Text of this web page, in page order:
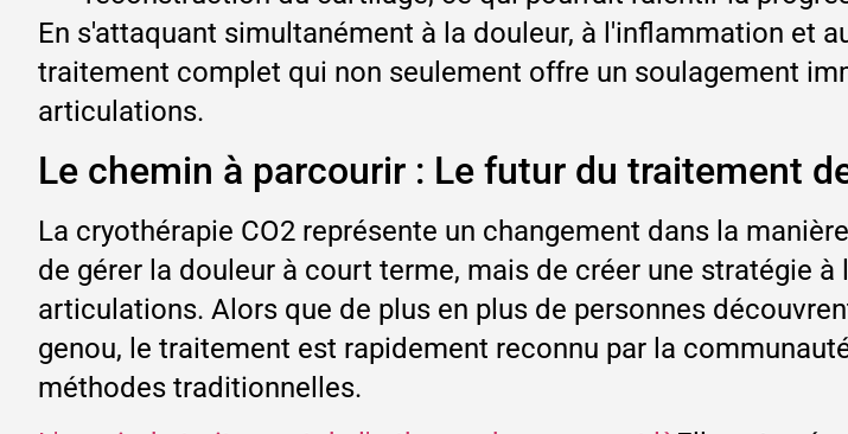
En s'attaquant simultanément à la douleur, à l'inflammation et
traitement complet qui non seulement offre un soulagement
articulations.
Le chemin à parcourir : Le futur du traitement
La cryothérapie CO2 représente un changement dans la
de gérer la douleur à court terme, mais de créer une stratégie
articulations. Alors que de plus en plus de personnes
genou, le traitement est rapidement reconnu par la
méthodes traditionnelles.